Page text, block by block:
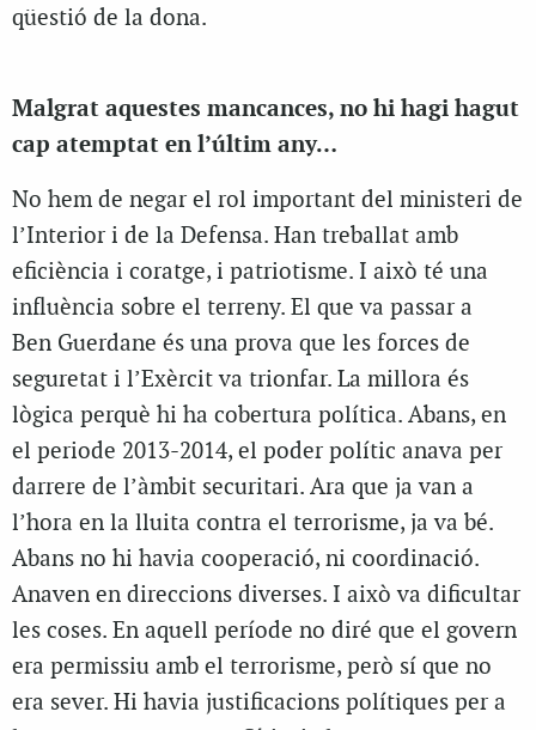
qüestió de la dona.
Malgrat aquestes mancances, no hi hagi hagut
cap atemptat en l’últim any…
No hem de negar el rol important del ministeri de
l’Interior i de la Defensa. Han treballat amb
eficiència i coratge, i patriotisme. I això té una
influència sobre el terreny. El que va passar a
Ben Guerdane és una prova que les forces de
seguretat i l’Exèrcit va trionfar. La millora és
lògica perquè hi ha cobertura política. Abans, en
el periode 2013-2014, el poder polític anava per
darrere de l’àmbit securitari. Ara que ja van a
l’hora en la lluita contra el terrorisme, ja va bé.
Abans no hi havia cooperació, ni coordinació.
Anaven en direccions diverses. I això va dificultar
les coses. En aquell període no diré que el govern
era permissiu amb el terrorisme, però sí que no
era sever. Hi havia justificacions polítiques per a